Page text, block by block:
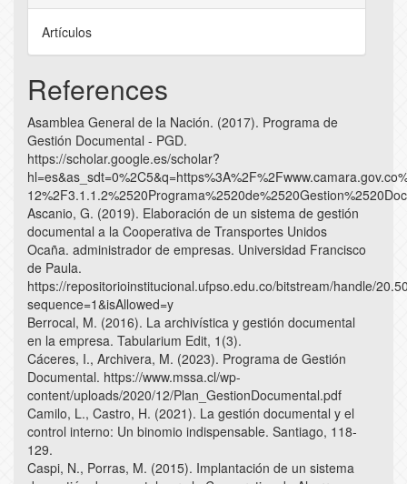
Artículos
References
Asamblea General de la Nación. (2017). Programa de
Gestión Documental - PGD.
https://scholar.google.es/scholar?
Ascanio, G. (2019). Elaboración de un sistema de gestión
documental a la Cooperativa de Transportes Unidos
Ocaña. administrador de empresas. Universidad Francisco
de Paula.
https://repositorioinstitucional.ufpso.edu.co/bitstream/handle/
sequence=1&isAllowed=y
Berrocal, M. (2016). La archivística y gestión documental
en la empresa. Tabularium Edit, 1(3).
Cáceres, I., Archivera, M. (2023). Programa de Gestión
Documental. https://www.mssa.cl/wp-
content/uploads/2020/12/Plan_GestionDocumental.pdf
Camilo, L., Castro, H. (2021). La gestión documental y el
control interno: Un binomio indispensable. Santiago, 118-
129.
Caspi, N., Porras, M. (2015). Implantación de un sistema